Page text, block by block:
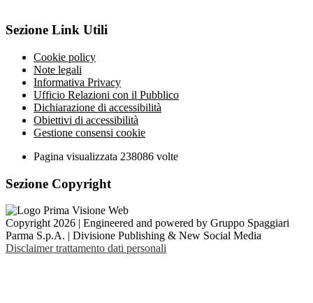
Sezione Link Utili
Cookie policy
Note legali
Informativa Privacy
Ufficio Relazioni con il Pubblico
Dichiarazione di accessibilità
Obiettivi di accessibilità
Gestione consensi cookie
Pagina visualizzata 238086 volte
Sezione Copyright
Copyright 2026 | Engineered and powered by Gruppo Spaggiari
Parma S.p.A. | Divisione Publishing & New Social Media
Disclaimer trattamento dati personali